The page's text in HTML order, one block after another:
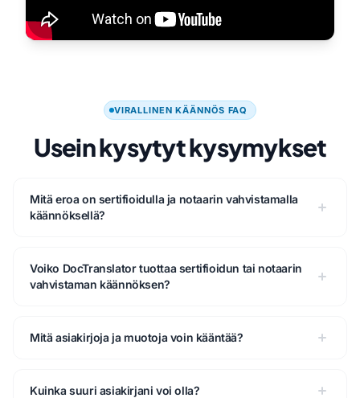
VIRALLINEN KÄÄNNÖS FAQ
Usein kysytyt kysymykset
Mitä eroa on sertifioidulla ja notaarin vahvistamalla
käännöksellä?
Voiko DocTranslator tuottaa sertifioidun tai notaarin
vahvistaman käännöksen?
Mitä asiakirjoja ja muotoja voin kääntää?
Kuinka suuri asiakirjani voi olla?